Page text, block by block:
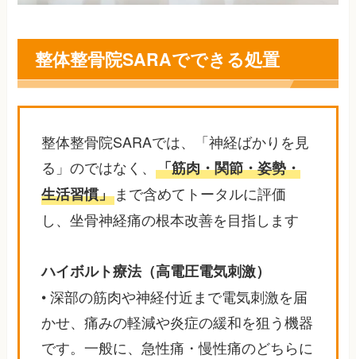
整体整骨院SARAでできる処置
整体整骨院SARAでは、「神経ばかりを見
る」のではなく、「筋肉・関節・姿勢・
生活習慣」まで含めてトータルに評価
し、坐骨神経痛の根本改善を目指します
ハイボルト療法（高電圧電気刺激）
• 深部の筋肉や神経付近まで電気刺激を届
かせ、痛みの軽減や炎症の緩和を狙う機器
です。一般に、急性痛・慢性痛のどちらに